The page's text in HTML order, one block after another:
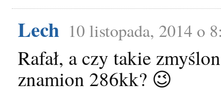
Lech 10 listopada, 2014 o
Rafał, a czy takie
znamion 286kk? 😉